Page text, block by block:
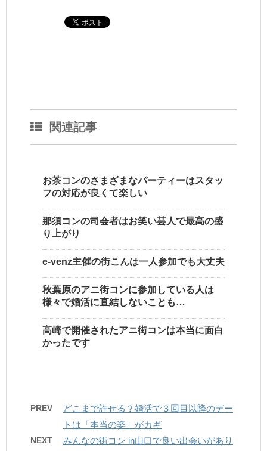
関連記事
お茶コンのさまざまなパーティーはスタッ
フの対応が良くて楽しい
那須コンの司会者はお笑い芸人で最高の盛
り上がり
e-venz主催の街こんは一人参加でも大丈夫
秋葉原のアニ街コンに参加している人は
様々で婚活に直結しないことも…
高崎で開催されたアニ街コンは本当に面白
かったです
PREV
どこまで許せる？婚活で３回目以降のデー
トは「本当の姿」がカギ
NEXT
みんなの街コン in山口で良い出会いがあり